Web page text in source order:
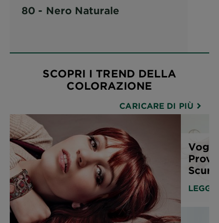
80 - Nero Naturale
SCOPRI I TREND DELLA
COLORAZIONE
CARICARE DI PIÙ
Scuro
LEGGI